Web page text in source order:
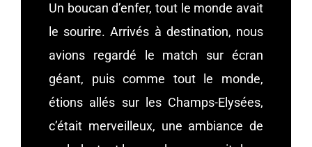
Un boucan d’enfer, tout le monde avait
le sourire. Arrivés à destination, nous
avions regardé le match sur écran
géant, puis comme tout le monde,
étions allés sur les Champs-Elysées,
c’était merveilleux, une ambiance de